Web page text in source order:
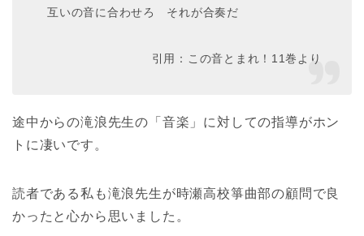
互いの音に合わせろ それが合奏だ
引用：この音とまれ！11巻より
途中からの滝浪先生の「音楽」に対しての指導がホン
トに凄いです。
読者である私も滝浪先生が時瀬高校箏曲部の顧問で良
かったと心から思いました。